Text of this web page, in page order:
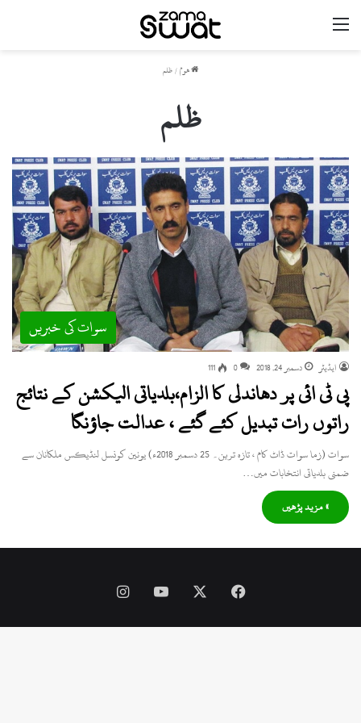
ھوم/ظلم
ظلم
سوات کی خبریں
ایڈیٹر دسمبر 24, 2018 0
111
پی ٹی ائی پر دھاندلی کا الزام،بلدیاتی الیکشن کے نتائج
راتوں رات تبدیل کئے گئے ، عدالت جاؤنگا
سوات (زما سوات ڈاٹ کام ، تازہ ترین۔ 25 دسمبر 2018ء) یونین کونسل لنڈیکس ملکانان سے
ضمنی بلدیاتی انتخابات میں…
» مزید پڑھیں
Facebook
YouTube